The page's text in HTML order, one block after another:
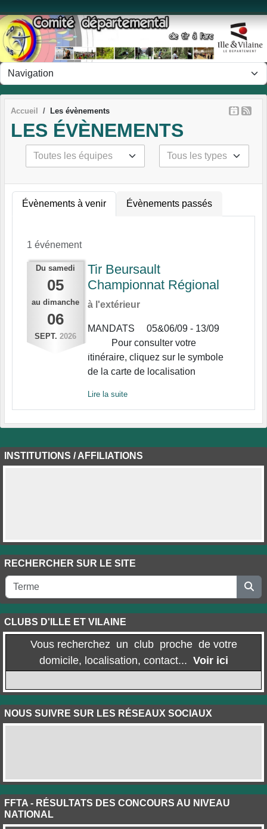
Accueil Les évènements
LES ÉVÈNEMENTS
Évènements à venir Évènements passés
1 événement
Du samedi
05
au dimanche
06
SEPT. 2026
Tir Beursault
Championnat Régional
à l'extérieur
MANDATS 05&06/09 - 13/09
Pour consulter votre
itinéraire, cliquez sur le symbole
de la carte de localisation
Lire la suite
INSTITUTIONS / AFFILIATIONS
RECHERCHER SUR LE SITE
CLUBS D'ILLE ET VILAINE
Vous recherchez un club proche de votre
domicile, localisation, contact... Voir ici
NOUS SUIVRE SUR LES RÉSEAUX SOCIAUX
FFTA - RÉSULTATS DES CONCOURS AU NIVEAU
NATIONAL